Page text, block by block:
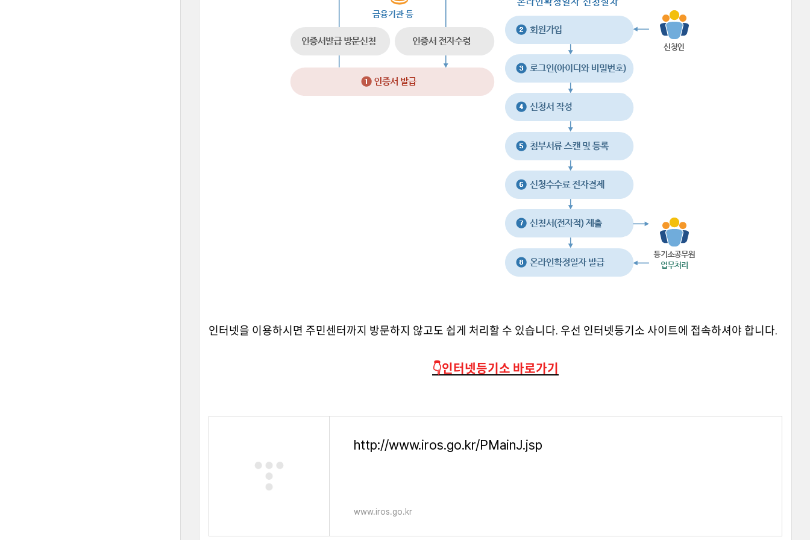
인터넷을 이용하시면 주민센터까지 방문하지 않고도 쉽게 처리할 수 있습니다. 우선 인터넷등기소 사이트에 접속하셔야 합니다.
👇인터넷등기소 바로가기
http://www.iros.go.kr/PMainJ.jsp
www.iros.go.kr